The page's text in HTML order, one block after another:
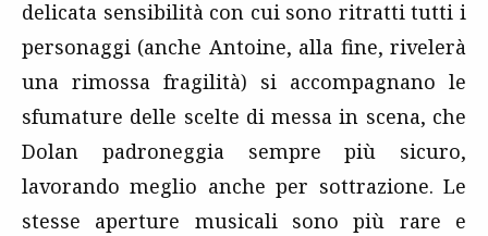
delicata sensibilità con cui sono ritratti tutti i
personaggi (anche Antoine, alla fine, rivelerà
una rimossa fragilità) si accompagnano le
sfumature delle scelte di messa in scena, che
Dolan padroneggia sempre più sicuro,
lavorando meglio anche per sottrazione. Le
stesse aperture musicali sono più rare e